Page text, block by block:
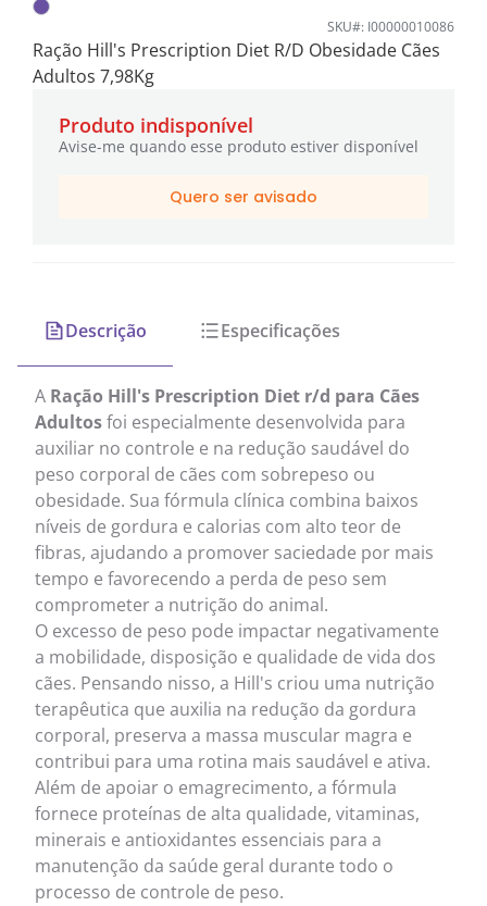
SKU#: I00000010086
Ração Hill's Prescription Diet R/D Obesidade Cães
Adultos 7,98Kg
Produto indisponível
Avise-me quando esse produto estiver disponível
Quero ser avisado
Descrição Especificações
A Ração Hill's Prescription Diet r/d para Cães
Adultosfoi especialmente desenvolvida para
auxiliar no controle e na redução saudável do
peso corporal de cães com sobrepeso ou
obesidade. Sua fórmula clínica combina baixos
níveis de gordura e calorias com alto teor de
fibras, ajudando a promover saciedade por mais
tempo e favorecendo a perda de peso sem
comprometer a nutrição do animal.
O excesso de peso pode impactar negativamente
a mobilidade, disposição e qualidade de vida dos
cães. Pensando nisso, a Hill's criou uma nutrição
terapêutica que auxilia na redução da gordura
corporal, preserva a massa muscular magra e
contribui para uma rotina mais saudável e ativa.
Além de apoiar o emagrecimento, a fórmula
fornece proteínas de alta qualidade, vitaminas,
minerais e antioxidantes essenciais para a
manutenção da saúde geral durante todo o
processo de controle de peso.